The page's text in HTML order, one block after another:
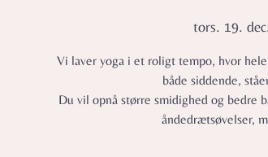
tors. 19. dec.
Vi laver yoga i et roligt tempo, hvor
både siddende,
Du vil opnå større smidighed og bedre
åndedrætsøvelser,